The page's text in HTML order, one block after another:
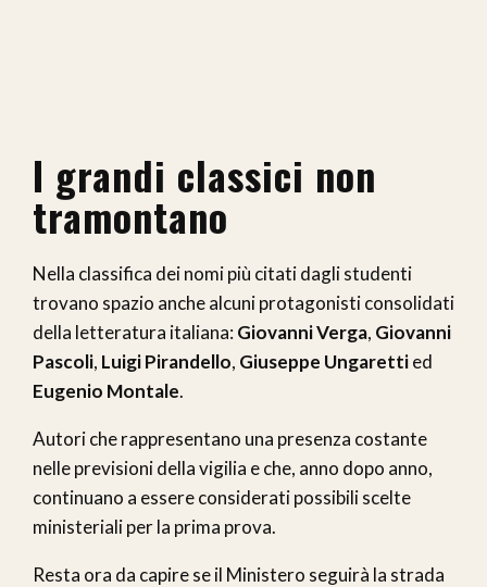
I grandi classici non
tramontano
Nella classifica dei nomi più citati dagli studenti
trovano spazio anche alcuni protagonisti consolidati
della letteratura italiana: Giovanni Verga, Giovanni
Pascoli, Luigi Pirandello, Giuseppe Ungarettied
Eugenio Montale.
Autori che rappresentano una presenza costante
nelle previsioni della vigilia e che, anno dopo anno,
continuano a essere considerati possibili scelte
ministeriali per la prima prova.
Resta ora da capire se il Ministero seguirà la strada